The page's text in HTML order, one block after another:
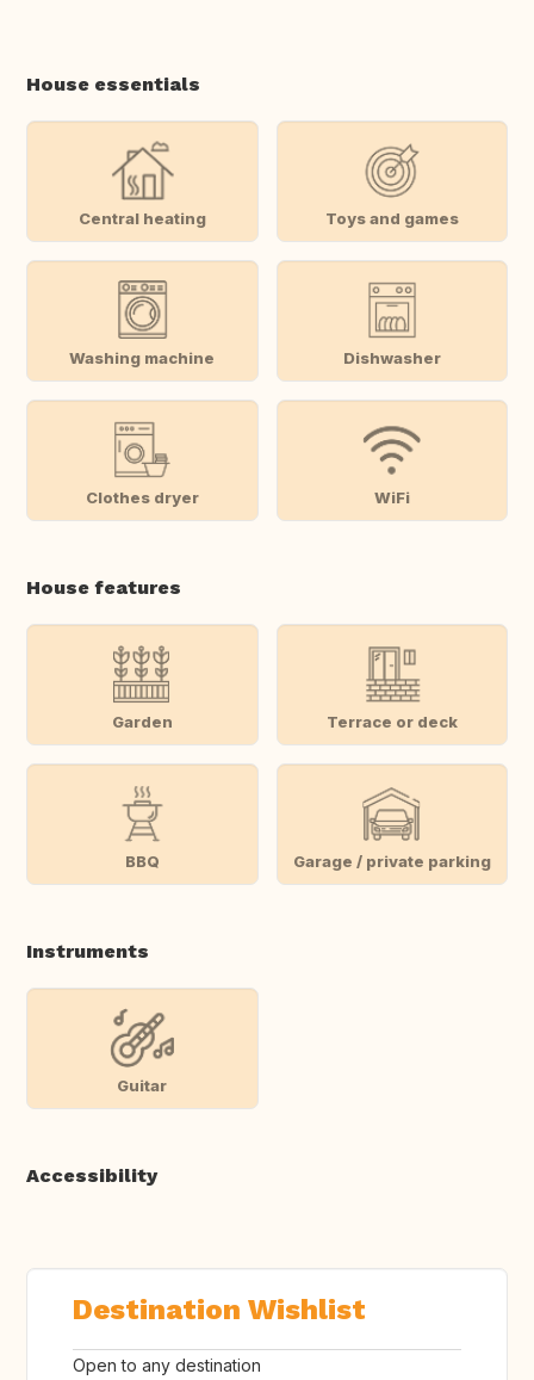
House essentials
Central heating Toys and games
Washing machine Dishwasher
Clothes dryer WiFi
House features
Garden Terrace or deck
BBQ Garage / private parking
Instruments
Guitar
Accessibility
Destination Wishlist
Open to any destination